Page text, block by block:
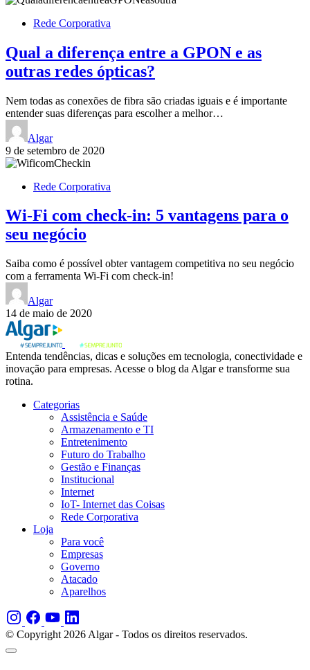
Rede Corporativa
Qual a diferença entre a GPON e as
outras redes ópticas?
Nem todas as conexões de fibra são criadas iguais e é importante
entender suas diferenças para escolher a melhor…
Algar
9 de setembro de 2020
Rede Corporativa
Wi-Fi com check-in: 5 vantagens para o
seu negócio
Saiba como é possível obter vantagem competitiva no seu negócio
com a ferramenta Wi-Fi com check-in!
Algar
14 de maio de 2020
Entenda tendências, dicas e soluções em tecnologia, conectividade e
inovação para empresas. Acesse o blog da Algar e transforme sua
rotina.
Categorias
Assistência e Saúde
Armazenamento e TI
Entretenimento
Futuro do Trabalho
Gestão e Finanças
Institucional
Internet
IoT- Internet das Coisas
Rede Corporativa
Loja
Para você
Empresas
Governo
Atacado
Aparelhos
© Copyright 2026 Algar - Todos os direitos reservados.